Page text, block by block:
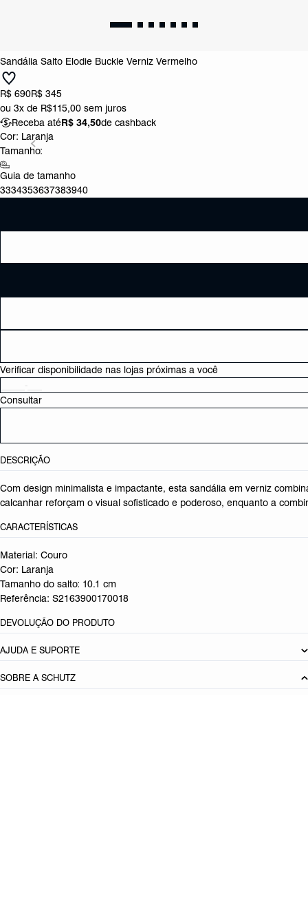
Sandália Salto Elodie Buckle Verniz Vermelho
R$ 690R$ 345
ou 3x de R$115,00 sem juros
Receba atéR$ 34,50de cashback
Cor: Laranja
Tamanho:
Guia de tamanho
3334353637383940
Verificar disponibilidade nas lojas próximas a você
Consultar
DESCRIÇÃO
Com design minimalista e impactante, esta sandália em verniz
calcanhar reforçam o visual sofisticado e poderoso, enquanto a
CARACTERÍSTICAS
Material: Couro
Cor: Laranja
Tamanho do salto: 10.1 cm
Referência: S2163900170018
DEVOLUÇÃO DO PRODUTO
AJUDA E SUPORTE
SOBRE A SCHUTZ